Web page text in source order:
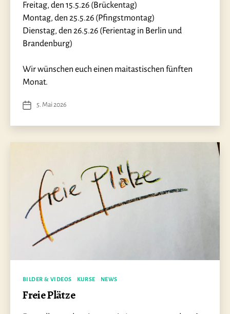
Freitag, den 15.5.26 (Brückentag)
Montag, den 25.5.26 (Pfingstmontag)
Dienstag, den 26.5.26 (Ferientag in Berlin und
Brandenburg)
Wir wünschen euch einen maitastischen fünften
Monat.
Veröffentlichungsdatum
5. Mai 2026
Kategorien
BILDER & VIDEOS KURSE NEWS
Freie Plätze